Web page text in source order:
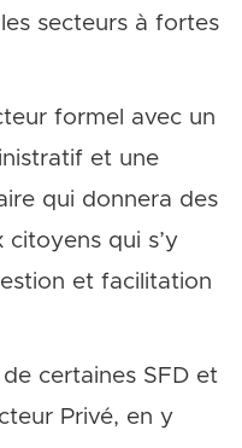
secteurs à fortes
formel avec un
et une
qui donnera des
qui s’y
et facilitation
certaines SFD et
Privé, en y